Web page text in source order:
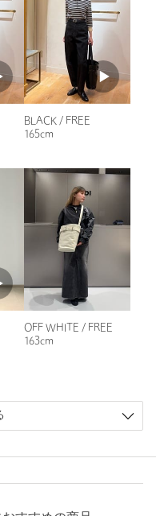
ーバッグ
洗濯表示について
BLACK / FREE
165cm
OFF WHITE / FREE
163cm